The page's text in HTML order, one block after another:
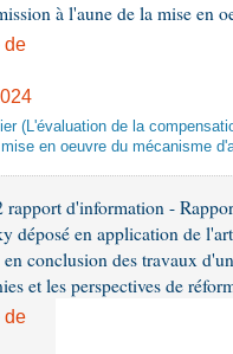
à l'aune de la mise en
de
(L'évaluation de la
mise en oeuvre du mécanisme
rapport d'information -
déposé en application de
en conclusion des travaux
et les perspectives de
de